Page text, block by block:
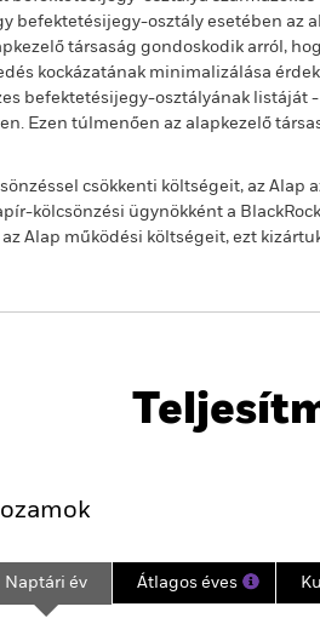
befektetésijegy-osztály esetében
társaság gondoskodik arról,
kockázatának minimalizálása
befektetésijegy-osztályának listáját
Ezen túlmenően az alapkezelő
csökkenti költségeit, az
kölcsönzési ügynökként a
Alap működési költségeit, ezt
Letöltés
2016-06-01 00:00:00 to 2026-07-31
Naptári év Átlagos éves